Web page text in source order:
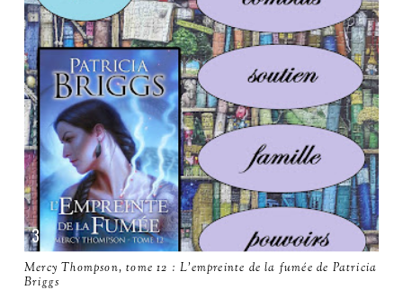
Mercy Thompson, tome 12 : L'empreinte de la fumée de Patricia
Briggs